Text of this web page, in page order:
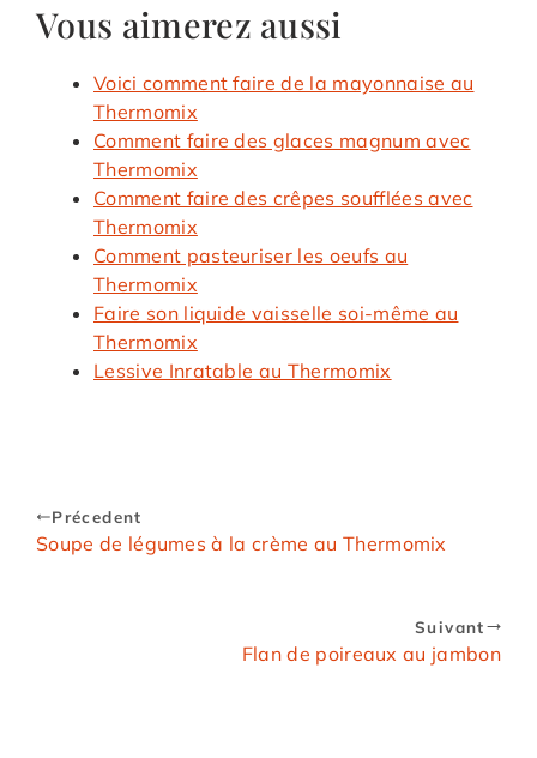
Vous aimerez aussi
Voici comment faire de la mayonnaise au
Thermomix
Comment faire des glaces magnum avec
Thermomix
Comment faire des crêpes soufflées avec
Thermomix
Comment pasteuriser les oeufs au
Thermomix
Faire son liquide vaisselle soi-même au
Thermomix
Lessive Inratable au Thermomix
Précedent
Soupe de légumes à la crème au Thermomix
Suivant
Flan de poireaux au jambon